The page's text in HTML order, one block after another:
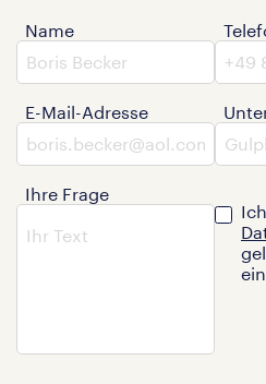
Name
E-Mail-Adresse
Ihre Frage